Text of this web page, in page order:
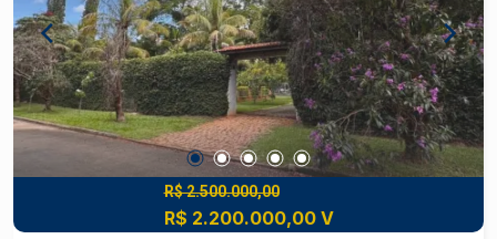
Indicado para consultório, clínica ou comércio em
geral Potencial também para uso residencial
Região valorizada e com infraestrutura completa
Oportunidade para instalação do seu negócio em
ponto de destaque da cidade. Construa seu
futuro com quem é agente de desenvolvimento
do mercado imobiliário de Piracicaba. Agende
R$ 2.500.000,00
R$ 2.200.000,00 V